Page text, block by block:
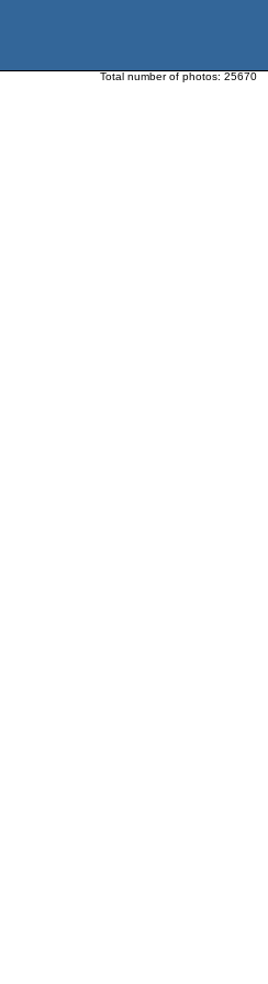
Total number of photos: 25670